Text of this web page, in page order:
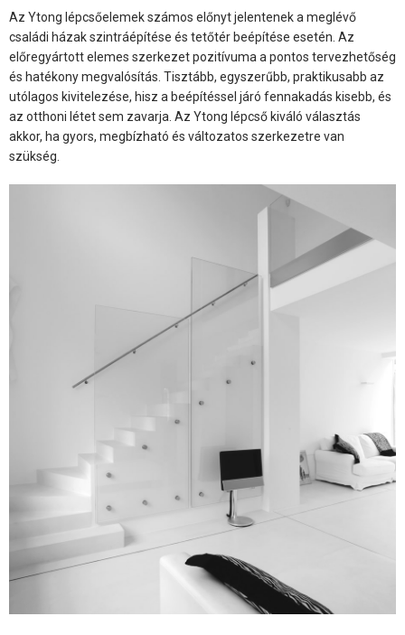
Az Ytong lépcsőelemek számos előnyt jelentenek a meglévő
családi házak szintráépítése és tetőtér beépítése esetén. Az
előregyártott elemes szerkezet pozitívuma a pontos tervezhetőség
és hatékony megvalósítás. Tisztább, egyszerűbb, praktikusabb az
utólagos kivitelezése, hisz a beépítéssel járó fennakadás kisebb, és
az otthoni létet sem zavarja. Az Ytong lépcső kiváló választás
akkor, ha gyors, megbízható és változatos szerkezetre van
szükség.